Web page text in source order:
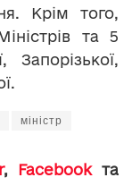
Крім того,
та 5
Запорізької,
міністр
, Facebookта